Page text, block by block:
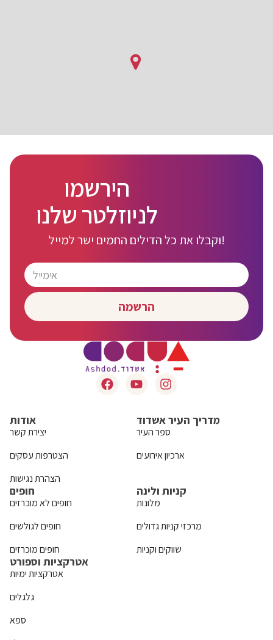
הירשמו
לניוזלטר שלנו
וקבלו את כל הדילים החמים ישר למייל!
הרשמה
אודות
יצירת קשר
הצטרפות עסקים
הצהרת נגישות
מדריך העיר אשדוד
ספר העיר
ארכיון אירועים
חופים
חופים לא מוכרזים
חופים לגולשים
חופים מוכרזים
קניות ולינה
מלונות
מרכזי קניות גדולים
שווקים וקניות
אטרקציות וספורט
אטרקציות ימיות
גלגלים
ספא